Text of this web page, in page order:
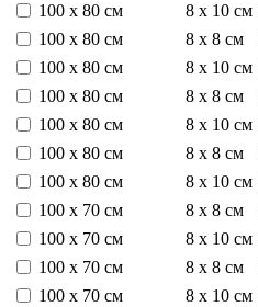
100 х 80 см
8 х 10 см
100 х 80 см
8 х 8 см
100 х 80 см
8 х 10 см
100 х 80 см
8 х 8 см
100 х 80 см
8 х 10 см
100 х 80 см
8 х 8 см
100 х 80 см
8 х 10 см
100 х 70 см
8 х 8 см
100 х 70 см
8 х 10 см
100 х 70 см
8 х 8 см
100 х 70 см
8 х 10 см